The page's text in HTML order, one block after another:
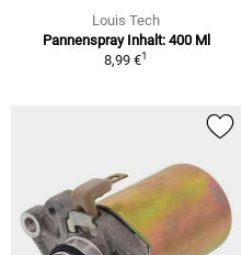
Louis Tech
Pannenspray Inhalt: 400 Ml
8,99 €1